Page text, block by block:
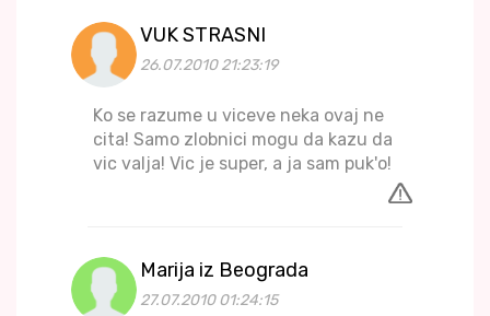
VUK STRASNI
26.07.2010 21:23:19
Ko se razume u viceve neka ovaj ne
cita! Samo zlobnici mogu da kazu da
vic valja! Vic je super, a ja sam puk'o!
Marija iz Beograda
27.07.2010 01:24:15